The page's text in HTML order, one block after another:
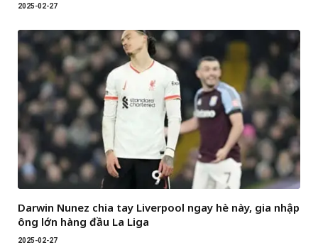
2025-02-27
Darwin Nunez chia tay Liverpool ngay hè này, gia nhập
ông lớn hàng đầu La Liga
2025-02-27